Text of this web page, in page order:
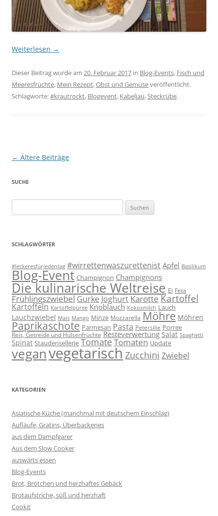
Weiterlesen →
Dieser Beitrag wurde am 20. Februar 2017 in Blog-Events, Fisch und
Meeresfrüchte, Mein Rezept,Obst und Gemüseveröffentlicht.
Schlagworte:#krautrockt, Blogevent, Kabeljau,Steckrübe.
Beitragsnavigation
← Ältere Beiträge
SUCHE
nach:
SCHLAGWÖRTER
#leckeresfürjedentag #wirrettenwaszurettenist Apfel Basilikum
Blog-Event Champignon Champignons
Die kulinarische Weltreise Ei Feta
Frühlingszwiebel Gurke Joghurt Karotte Kartoffel
Kartoffeln Kartoffelpüree Knoblauch Kokosmilch Lauch
Lauchzwiebel Mais Mango Minze Mozzarella Möhre Möhren
Paprikaschote Parmesan Pasta Petersilie Porree
Reis, Getreide und Hülsenfrüchte Resteverwertung Salat Spaghetti
Spinat Staudensellerie TomateTomaten Update
veganvegetarisch Zucchini Zwiebel
KATEGORIEN
Asiatische Küche (manchmal mit deutschem Einschlag)
Aufläufe, Gratins, Überbackenes
aus dem Dampfgarer
Aus dem Slow Cooker
auswärts essen
Blog-Events
Brot, Brötchen und herzhaftes Gebäck
Brotaufstriche, süß und herzhaft
Cookit